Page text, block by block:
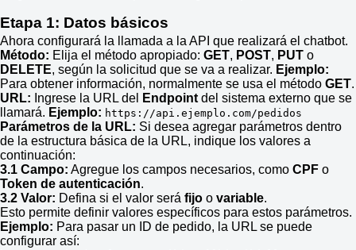
Etapa 1: Datos básicos
Ahora configurará la llamada a la API que realizará el chatbot.
Método: Elija el método apropiado: GET, POST, PUT o
DELETE, según la solicitud que se va a realizar. Ejemplo:
Para obtener información, normalmente se usa el método GET.
URL: Ingrese la URL del Endpoint del sistema externo que se
llamará. Ejemplo: https://api.ejemplo.com/pedidos
Parámetros de la URL: Si desea agregar parámetros dentro
de la estructura básica de la URL, indique los valores a
continuación:
3.1 Campo: Agregue los campos necesarios, como CPF o
Token de autenticación.
3.2 Valor: Defina si el valor será fijo o variable.
Esto permite definir valores específicos para estos parámetros.
Ejemplo: Para pasar un ID de pedido, la URL se puede
configurar así: